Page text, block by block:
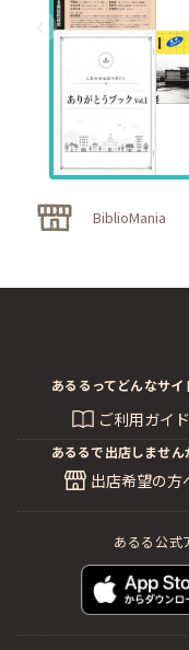
BiblioMania
あるるってどんなサイ
ご利用ガイド
あるるで出店しません
出店希望の方
あるる公式